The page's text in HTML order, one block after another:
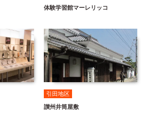
体験学習館マーレリッコ
引田地区
讃州井筒屋敷